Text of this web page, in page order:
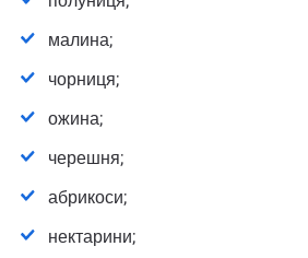
малина;
чорниця;
ожина;
черешня;
абрикоси;
нектарини;